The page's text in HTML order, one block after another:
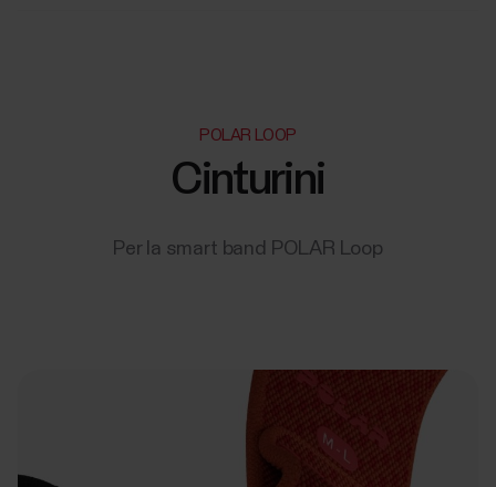
POLAR LOOP
Cinturini
Per la smart band POLAR Loop